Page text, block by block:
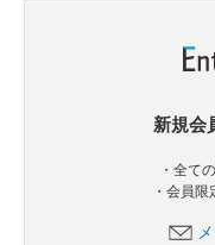
新規会
・全て
・会員